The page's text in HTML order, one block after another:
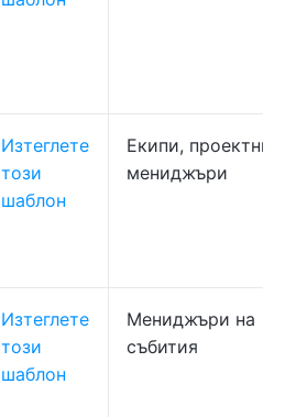
Изтеглете
този
шаблон
Екипи, проектни
мениджъри
Изтеглете
този
шаблон
Мениджъри на
събития